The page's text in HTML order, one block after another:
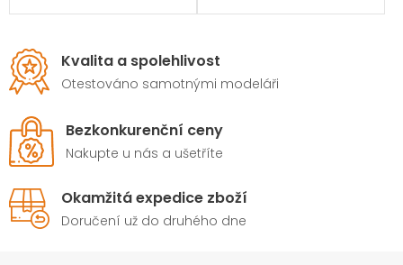
Kvalita a spolehlivost
Otestováno samotnými modeláři
Bezkonkurenční ceny
Nakupte u nás a ušetříte
Okamžitá expedice zboží
Doručení už do druhého dne